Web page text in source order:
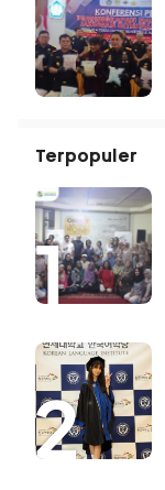
Terpopuler